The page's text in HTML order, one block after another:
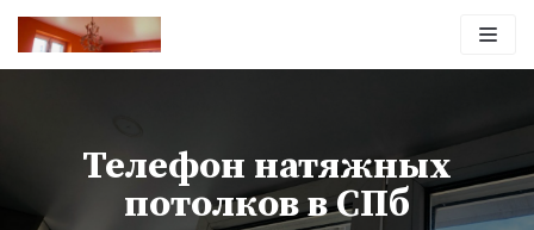
Перейти
к
Телефон натяжных
потолков в СПб